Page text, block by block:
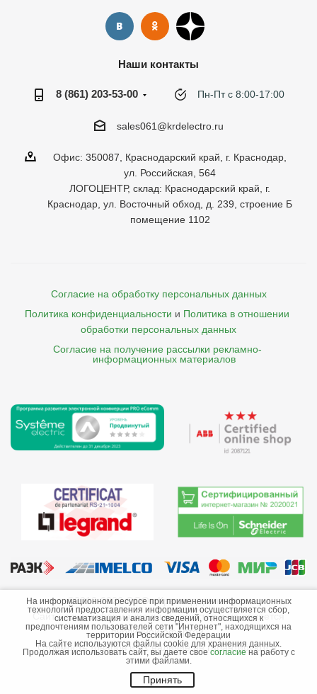
Наши контакты
8 (861) 203-53-00 Пн-Пт с 8:00-17:00
sales061@krdelectro.ru
Офис: 350087, Краснодарский край, г. Краснодар,
ул. Российская, 564
ЛОГОЦЕНТР, склад: Краснодарский край, г.
Краснодар, ул. Восточный обход, д. 239, строение Б
помещение 1102
Согласие на обработку персональных данных
Политика конфиденциальности и Политика в отношении
обработки персональных данных
Согласие на получение рассылки рекламно-
    информационных материалов
©2013-2026 ООО «Краснодарэлектро»
Сайт носит информационный характер и не является
публичной офертой.
Стоимость товаров и их наличие не гарантируются.
На информационном ресурсе при применении информационных
технологий предоставления информации осуществляется сбор,
систематизация и анализ сведений, относящихся к
предпочтениям пользователей сети "Интернет", находящихся на
территории Российской Федерации
На сайте используются файлы cookie для хранения данных.
Продолжая использовать сайт, вы даете свое согласие на работу с
этими файлами.
Принять